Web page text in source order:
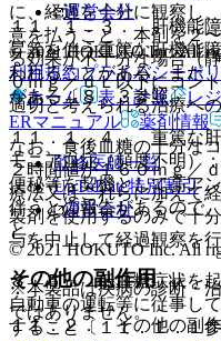
に、経過を十分に観察し
意を払うこと。本剤を２
る効果が不十分な場合（
０ｍｇ／ｄＬ以下にコン
適切と考えられる治療へ
なお、食後血糖の十分な
２時間値が１６０ｍｇ／
療法又はこれらに加えて
製剤を使用するのみで十
与を中止して経過観察を行
８．５． 低血糖症状を起
自動車の運転等に従事し
すること〔１１．１．１参
１１．１．３． 肝機能
昇等を伴う重篤な肝機能
われることがある。また
がある〔８．３参照〕。
１１．１．４． 重篤な
モニア血症（頻度不明）
便秘等を契機として高ア
伴うとの報告があるので
と。
その他の副作用
１１．２． その他の副
運営会社
© 2021 HOKUTO Inc. All
利用規約プライバシーポ
ホーム
表・計算 レ
ERマニュアル
薬剤情報
監修医師一覧
UpToDate特別割引
運営会社
© 2021 HOKUTO Inc. All
※本製品は疾病の診断・
ではありません。